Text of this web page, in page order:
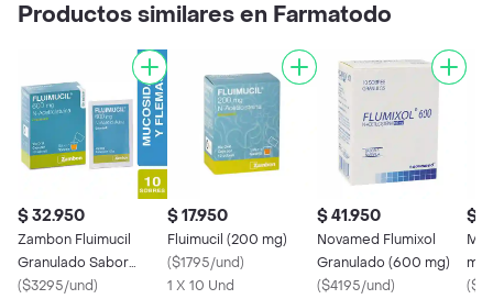
Productos similares en Farmatodo
$ 32.950
Zambon Fluimucil
Granulado Sabor
Naranja 600 mg
($3295/und)
$ 17.950
Fluimucil (200 mg)
($1795/und)
1 X 10 Und
$ 41.950
Novamed Flumixol
Granulado (600 mg)
($4195/und)
$
Mk
mg)
(